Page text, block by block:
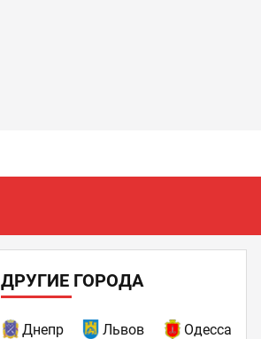
ДРУГИЕ ГОРОДА
Днепр Львов
Одесса